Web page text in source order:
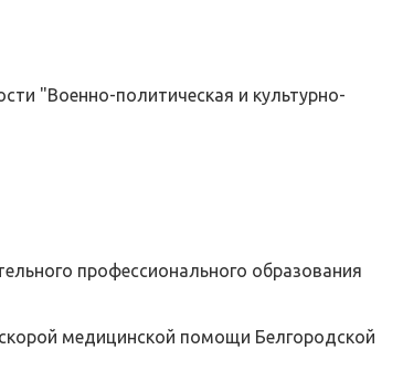
"Военно-политическая и культурно-
профессионального образования
медицинской помощи Белгородской